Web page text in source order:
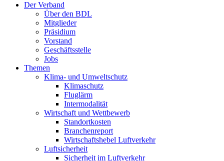
Der Verband
Über den BDL
Mitglieder
Präsidium
Vorstand
Geschäftsstelle
Jobs
Themen
Klima- und Umweltschutz
Klimaschutz
Fluglärm
Intermodalität
Wirtschaft und Wettbewerb
Standortkosten
Branchenreport
Wirtschaftshebel Luftverkehr
Luftsicherheit
Sicherheit im Luftverkehr